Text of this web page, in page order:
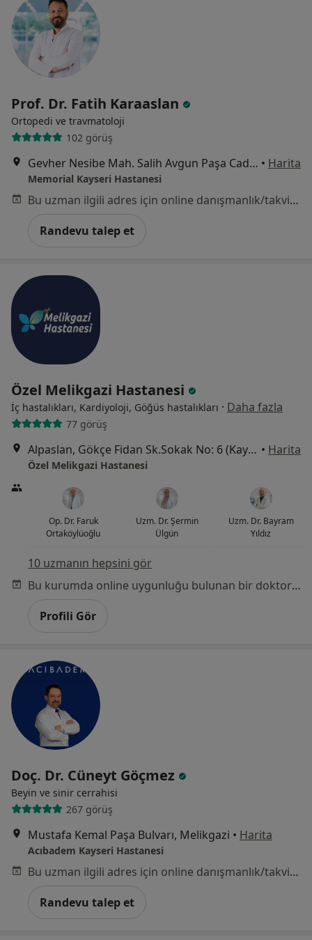
Prof. Dr. Fatih Karaaslan
Ortopedi ve travmatoloji
102 görüş
Gevher Nesibe Mah. Salih Avgun Paşa Cad, Temizel Sk. No: 13, Kocasinan, Kayseri • Harita
Memorial Kayseri Hastanesi
Bu uzman ilgili adres için online danışmanlık/takvim sunmuyor.
Randevu talep et
Özel Melikgazi Hastanesi
İç hastalıkları, Kardiyoloji, Göğüs hastalıkları · Daha fazla
77 görüş
Alpaslan, Gökçe Fidan Sk.Sokak No: 6 (Kayseripark AVM arkası), Melikgazi • Harita
Özel Melikgazi Hastanesi
Op. Dr. Faruk
Ortaköylüoğlu
Uzm. Dr. Şermin
Ülgün
Uzm. Dr. Bayram
Yıldız
10 uzmanın hepsini gör
Bu kurumda online uygunluğu bulunan bir doktor veya uzman bulunamadı
Profili Gör
Doç. Dr. Cüneyt Göçmez
Beyin ve sinir cerrahisi
267 görüş
Mustafa Kemal Paşa Bulvarı, Melikgazi • Harita
Acıbadem Kayseri Hastanesi
Bu uzman ilgili adres için online danışmanlık/takvim sunmuyor.
Randevu talep et